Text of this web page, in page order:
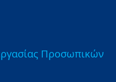
Προσωπικών